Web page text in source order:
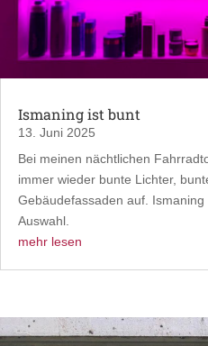
Ismaning ist bunt
13. Juni 2025
Bei meinen nächtlichen
immer wieder bunte Lichter,
Gebäudefassaden auf.
Auswahl.
mehr lesen